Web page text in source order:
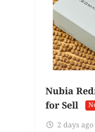
Nubia
for Sell
2 days ago